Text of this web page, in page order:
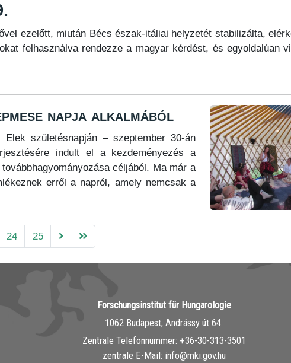
ezelőtt, miután Bécs észak-itáliai helyzetét stabilizálta,
felhasználva rendezze a magyar kérdést, és egyoldalúan
napja alkalmából
születésnapján – szeptember 30-án
indult el a kezdeményezés a
céljából. Ma már a
erről a napról, amely nemcsak a
24 25
Forschungsinstitut für Hungarologie
1062 Budapest, Andrássy út 64.
Zentrale Telefonnummer: ‭+36-30-313-3501
zentrale E-Mail: info@mki.gov.hu